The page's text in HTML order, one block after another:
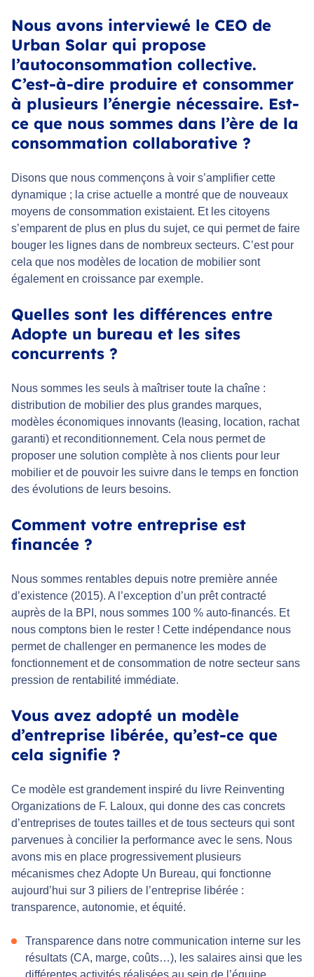
Nous avons interviewé le CEO de
Urban Solar qui propose
l’autoconsommation collective.
C’est-à-dire produire et consommer
à plusieurs l’énergie nécessaire. Est-
ce que nous sommes dans l’ère de la
consommation collaborative ?
Disons que nous commençons à voir s’amplifier cette
dynamique ; la crise actuelle a montré que de nouveaux
moyens de consommation existaient. Et les citoyens
s’emparent de plus en plus du sujet, ce qui permet de faire
bouger les lignes dans de nombreux secteurs. C’est pour
cela que nos modèles de location de mobilier sont
également en croissance par exemple.
Quelles sont les différences entre
Adopte un bureau et les sites
concurrents ?
Nous sommes les seuls à maîtriser toute la chaîne :
distribution de mobilier des plus grandes marques,
modèles économiques innovants (leasing, location, rachat
garanti) et reconditionnement. Cela nous permet de
proposer une solution complète à nos clients pour leur
mobilier et de pouvoir les suivre dans le temps en fonction
des évolutions de leurs besoins.
Comment votre entreprise est
financée ?
Nous sommes rentables depuis notre première année
d’existence (2015). A l’exception d’un prêt contracté
auprès de la BPI, nous sommes 100 % auto-financés. Et
nous comptons bien le rester ! Cette indépendance nous
permet de challenger en permanence les modes de
fonctionnement et de consommation de notre secteur sans
pression de rentabilité immédiate.
Vous avez adopté un modèle
d’entreprise libérée, qu’est-ce que
cela signifie ?
Ce modèle est grandement inspiré du livre Reinventing
Organizations de F. Laloux, qui donne des cas concrets
d’entreprises de toutes tailles et de tous secteurs qui sont
parvenues à concilier la performance avec le sens. Nous
avons mis en place progressivement plusieurs
mécanismes chez Adopte Un Bureau, qui fonctionne
aujourd’hui sur 3 piliers de l’entreprise libérée :
transparence, autonomie, et équité.
Transparence dans notre communication interne sur les
résultats (CA, marge, coûts…), les salaires ainsi que les
différentes activités réalisées au sein de l’équipe.